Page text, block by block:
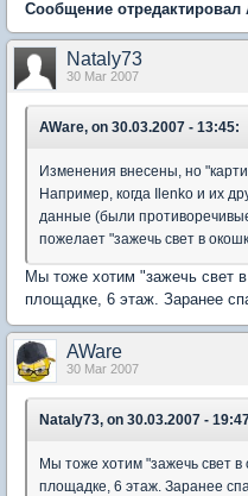
Сообщение отредактировал
Nataly73
30 Mar 2007
AWare, on 30.03.2007 - 13:45:
Изменения внесены, но
Например, когда Ilenko и их
данные (были
пожелает "зажечь свет в
Мы тоже хотим "зажечь свет
площадке, 6 этаж. Заранее
AWare
30 Mar 2007
Nataly73, on 30.03.2007 -
Мы тоже хотим "зажечь свет
площадке, 6 этаж. Заранее